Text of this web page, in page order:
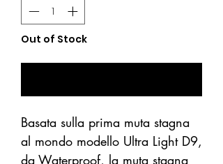
Out of Stock
Basata sulla prima muta stagna
al mondo modello Ultra Light D9,
da Waterproof, la muta stagna